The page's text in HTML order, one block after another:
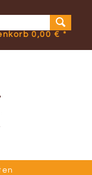
0,00 € *